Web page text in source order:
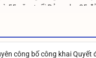
55 năm tuổi Đảng cho 25
công bố công khai Quyết